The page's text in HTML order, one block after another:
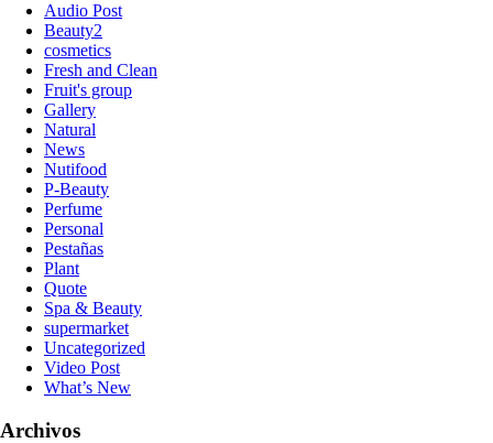
Audio Post
Beauty2
cosmetics
Fresh and Clean
Fruit's group
Gallery
Natural
News
Nutifood
P-Beauty
Perfume
Personal
Pestañas
Plant
Quote
Spa & Beauty
supermarket
Uncategorized
Video Post
What’s New
Archivos